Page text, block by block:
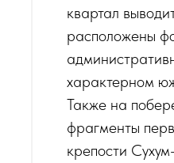
квартал
расположены
характерном
Также на
фрагменты
крепости